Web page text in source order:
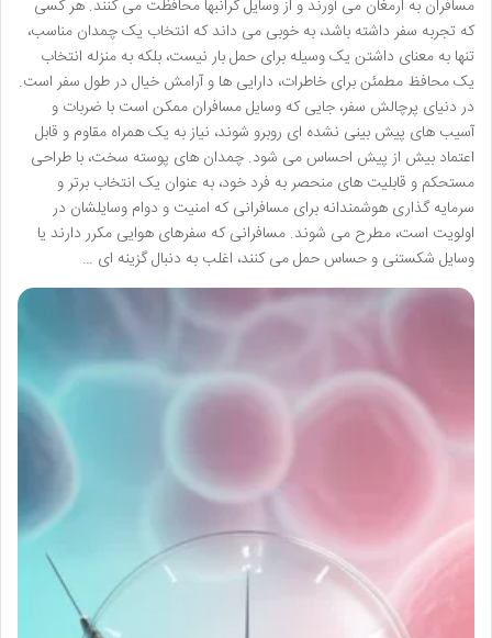
مسافران به ارمغان می آورند و از وسایل گرانبها محافظت می کنند. هر کسی
که تجربه سفر داشته باشد، به خوبی می داند که انتخاب یک چمدان مناسب،
تنها به معنای داشتن یک وسیله برای حمل بار نیست، بلکه به منزله انتخاب
یک محافظ مطمئن برای خاطرات، دارایی ها و آرامش خیال در طول سفر است.
در دنیای پرچالش سفر، جایی که وسایل مسافران ممکن است با ضربات و
آسیب های پیش بینی نشده ای روبرو شوند، نیاز به یک همراه مقاوم و قابل
اعتماد بیش از پیش احساس می شود. چمدان های پوسته سخت، با طراحی
مستحکم و قابلیت های منحصر به فرد خود، به عنوان یک انتخاب برتر و
سرمایه گذاری هوشمندانه برای مسافرانی که امنیت و دوام وسایلشان در
اولویت است، مطرح می شوند. مسافرانی که سفرهای هوایی مکرر دارند یا
وسایل شکستنی و حساس حمل می کنند، اغلب به دنبال گزینه ای …